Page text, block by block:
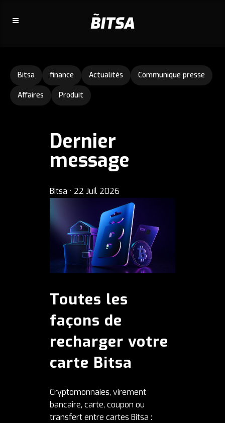
Bitsa finance Actualités Communique presse
Affaires Produit
Dernier
message
Bitsa · 22 Juil 2026
Toutes les
façons de
recharger votre
carte Bitsa
Cryptomonnaies, virement
bancaire, carte, coupon ou
transfert entre cartes Bitsa :